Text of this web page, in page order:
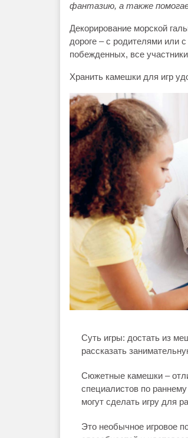
фантазию, а также
Декорирование морской
дороге – с родителями или
побежденных, все
Хранить камешки для игр
Суть игры: достать из
рассказать
Сюжетные камешки –
специалистов по
могут сделать игру для
Это необычное игровое